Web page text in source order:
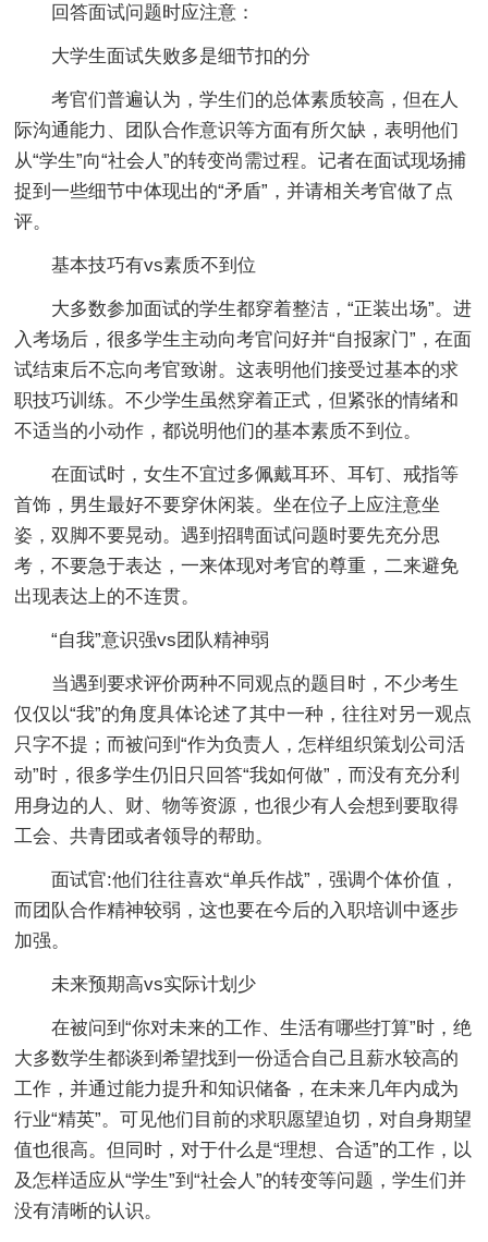
回答面试问题时应注意：
大学生面试失败多是细节扣的分
考官们普遍认为，学生们的总体素质较高，但在人
际沟通能力、团队合作意识等方面有所欠缺，表明他们
从“学生”向“社会人”的转变尚需过程。记者在面试现场捕
捉到一些细节中体现出的“矛盾”，并请相关考官做了点
评。
基本技巧有vs素质不到位
大多数参加面试的学生都穿着整洁，“正装出场”。进
入考场后，很多学生主动向考官问好并“自报家门”，在面
试结束后不忘向考官致谢。这表明他们接受过基本的求
职技巧训练。不少学生虽然穿着正式，但紧张的情绪和
不适当的小动作，都说明他们的基本素质不到位。
在面试时，女生不宜过多佩戴耳环、耳钉、戒指等
首饰，男生最好不要穿休闲装。坐在位子上应注意坐
姿，双脚不要晃动。遇到招聘面试问题时要先充分思
考，不要急于表达，一来体现对考官的尊重，二来避免
出现表达上的不连贯。
“自我”意识强vs团队精神弱
当遇到要求评价两种不同观点的题目时，不少考生
仅仅以“我”的角度具体论述了其中一种，往往对另一观点
只字不提；而被问到“作为负责人，怎样组织策划公司活
动”时，很多学生仍旧只回答“我如何做”，而没有充分利
用身边的人、财、物等资源，也很少有人会想到要取得
工会、共青团或者领导的帮助。
面试官:他们往往喜欢“单兵作战”，强调个体价值，
而团队合作精神较弱，这也要在今后的入职培训中逐步
加强。
未来预期高vs实际计划少
在被问到“你对未来的工作、生活有哪些打算”时，绝
大多数学生都谈到希望找到一份适合自己且薪水较高的
工作，并通过能力提升和知识储备，在未来几年内成为
行业“精英”。可见他们目前的求职愿望迫切，对自身期望
值也很高。但同时，对于什么是“理想、合适”的工作，以
及怎样适应从“学生”到“社会人”的转变等问题，学生们并
没有清晰的认识。